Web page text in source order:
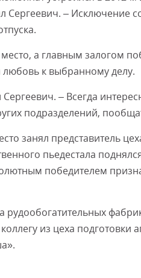
Сергеевич. – Исключение
а главным залогом
любовь к выбранному делу.
– Всегда
подразделений,
занял представитель
пьедестала
победителем
рудообогатительных
из цеха подготовки